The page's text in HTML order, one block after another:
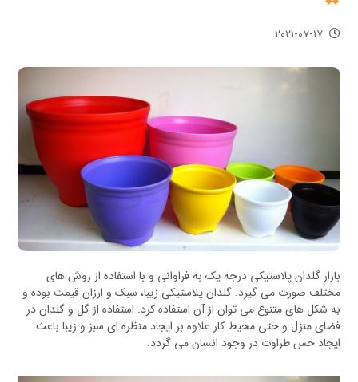
۲۰۲۱-۰۷-۱۷
بازار گلدان پلاستیکی درجه یک به فراوانی و با استفاده از روش های
مختلف صورت می گیرد. گلدان پلاستیکی زیبا، سبک و ارزان قیمت بوده و
به شکل های متنوع می توان از آن استفاده کرد. استفاده از گل و گلدان در
فضای منزل و حتی محیط کار علاوه بر ایجاد منظره ای سبز و زیبا باعث
ایجاد حس طراوت در وجود انسان می گردد.